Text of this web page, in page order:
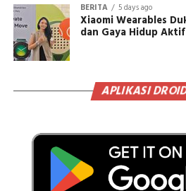
BERITA 5 days ago
Xiaomi Wearables
dan Gaya Hidup Aktif
APLIKASI